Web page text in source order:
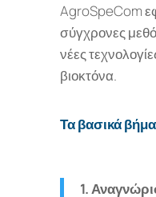
AgroSpeCom
σύγχρονες
νέες
βιοκτόνα.
Τα βασικά
1.